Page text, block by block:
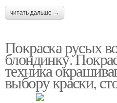
читать дальше →
Покраска русых
блондинку.
техника
выбору краски,